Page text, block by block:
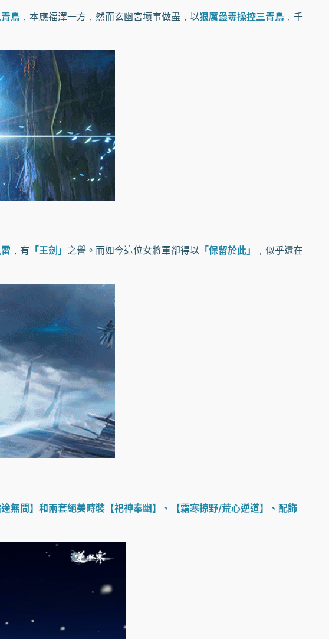
鳥 ，本應福澤一方，然而玄幽宮壞事做盡，以狠厲蠱毒操控三青鳥 ，千
，有 「王劍」 之譽。而如今這位女將軍卻得以 「保留於此」
，似乎還在
無間】和兩套絕美時裝【祀神奉幽】、【霜寒掠野/荒心逆道】、配飾